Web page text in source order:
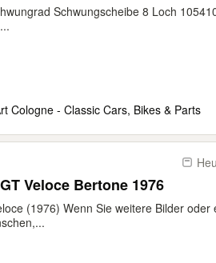
Schwungscheibe 8 Loch
Cologne - Classic Cars, Bikes & Parts
Veloce Bertone 1976
(1976) Wenn Sie weitere Bilder oder